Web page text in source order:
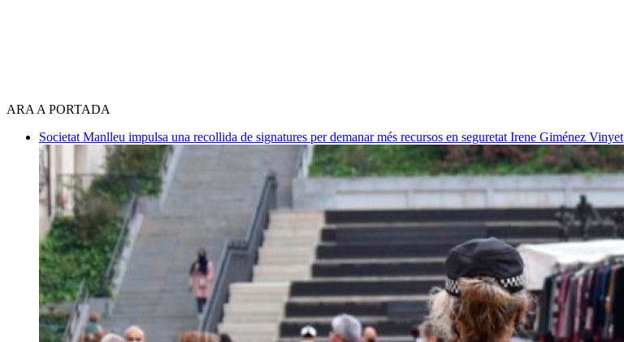
ARA A PORTADA
Societat Manlleu impulsa una recollida de signatures per demanar més recursos en seguretat Irene Giménez Vinyet